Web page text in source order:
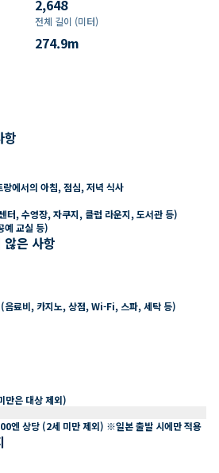
2,648
전체 길이 (미터)
274.9m
항
에서의 아침, 점심, 저녁 식사
터, 수영장, 자쿠지, 클럽 라운지, 도서관 등)
예 교실 등)
은 사항
음료비, 카지노, 상점, Wi-Fi, 스파, 세탁 등)
만은 대상 제외)
엔 상당 (2세 미만 제외) ※일본 출발 시에만 적용